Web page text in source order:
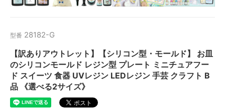
型番 28182-G
【訳ありアウトレット】【シリコン型・モールド】 お皿
のシリコンモールド レジン型 プレート ミニチュアフー
ド スイーツ 食器 UVレジン LEDレジン 手芸 クラフト B
品 《選べる2サイズ》